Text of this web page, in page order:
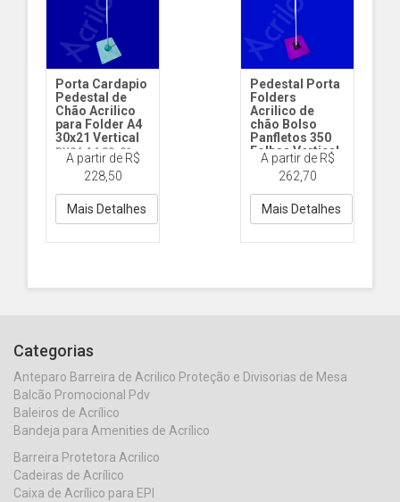
Porta Cardapio
Pedestal de
Chão Acrilico
para Folder A4
30x21 Vertical
DY24 A4 30x21
reto Vert
A partir de R$
228,50
Mais Detalhes
Pedestal Porta
Folders
Acrilico de
chão Bolso
Panfletos 350
Folhas Vertical
DY35 PF 35x25
inclinado
A partir de R$
262,70
Mais Detalhes
Categorias
Anteparo Barreira de Acrilico Proteção e Divisorias de Mesa
Balcão Promocional Pdv
Baleiros de Acrílico
Bandeja para Amenities de Acrílico
Barreira Protetora Acrilico
Cadeiras de Acrílico
Caixa de Acrílico para EPI